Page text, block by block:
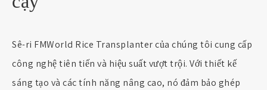
Sê-ri FMWorld Rice Transplanter của chúng tôi cung cấp
công nghệ tiên tiến và hiệu suất vượt trội. Với thiết kế
sáng tạo và các tính năng nâng cao, nó đảm bảo ghép